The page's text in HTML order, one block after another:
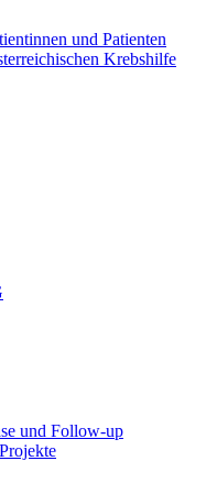
und Patienten
Krebshilfe
und Follow-up